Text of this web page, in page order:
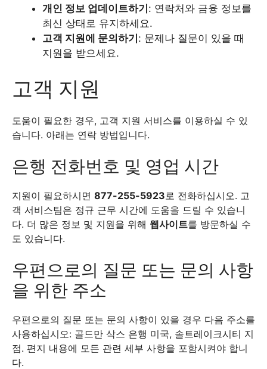
개인 정보 업데이트하기 : 연락처와 금융 정보를
최신 상태로 유지하세요.
고객 지원에 문의하기 : 문제나 질문이 있을 때
지원을 받으세요.
고객 지원
도움이 필요한 경우, 고객 지원 서비스를 이용하실 수 있
습니다. 아래는 연락 방법입니다.
은행 전화번호 및 영업 시간
지원이 필요하시면 877-255-5923 로 전화하십시오. 고
객 서비스팀은 정규 근무 시간에 도움을 드릴 수 있습니
다. 더 많은 정보 및 지원을 위해 웹사이트를 방문하실 수
도 있습니다.
우편으로의 질문 또는 문의 사항
을 위한 주소
우편으로의 질문 또는 문의 사항이 있을 경우 다음 주소를
사용하십시오: 골드만 삭스 은행 미국, 솔트레이크시티 지
점. 편지 내용에 모든 관련 세부 사항을 포함시켜야 합니
다.